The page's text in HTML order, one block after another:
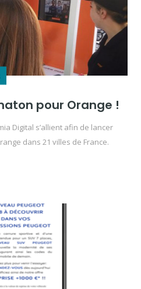
pour Orange !
Digital s’allient afin de lancer
dans 21 villes de France.